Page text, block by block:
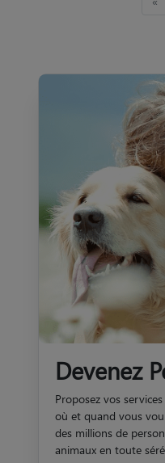
Devenez
Proposez vos
où et quand vous
des millions de
animaux en toute